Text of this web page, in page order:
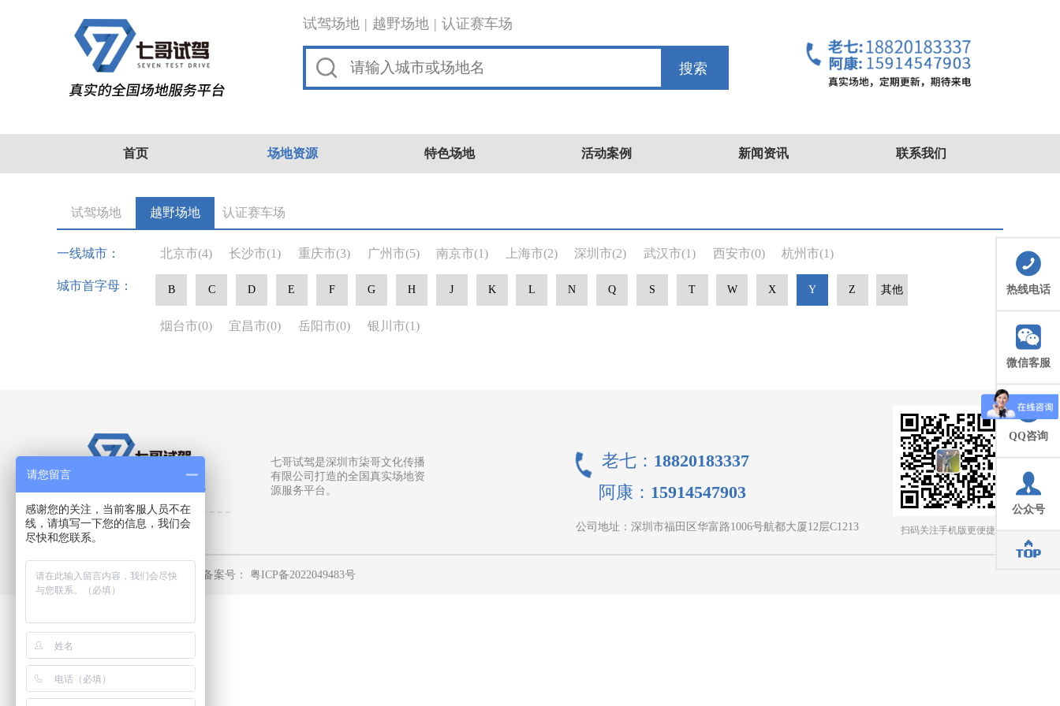
试驾场地 | 越野场地 | 认证赛车场
搜索
首页 场地资源 特色场地 活动案例 新闻资讯 联系我们
热线电话
微信客服
QQ咨询
公众号
试驾场地 越野场地 认证赛车场
一线城市： 北京市(4) 长沙市(1) 重庆市(3) 广州市(5) 南京市(1) 上海市(2) 深圳市(2) 武汉市(1) 西安市(0) 杭州市(1)
城市首字母： B C D E F G H J K L N Q S T W X Y Z 其他
烟台市(0) 宜昌市(0) 岳阳市(0) 银川市(1)
真实的全国场地服务平台
七哥试驾是深圳市柒哥文化传播
有限公司打造的全国真实场地资
源服务平台。
扫码关注手机版更便捷
老七：18820183337
阿康：15914547903
公司地址： 深圳市福田区华富路1006号航都大厦12层C1213
深圳市柒哥文化传播有限公司 备案号： 粤ICP备2022049483号
请您留言
感谢您的关注，当前客服人员不在
线，请填写一下您的信息，我们会
尽快和您联系。